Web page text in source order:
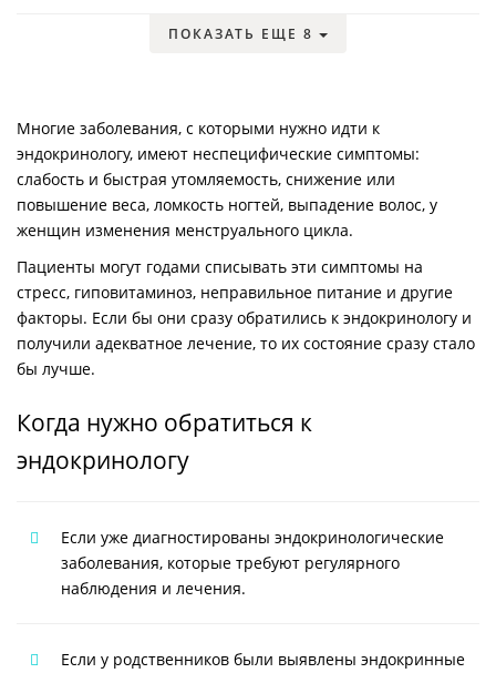
ПОКАЗАТЬ ЕЩЕ 8
Многие заболевания, с которыми нужно идти к
эндокринологу, имеют неспецифические симптомы:
слабость и быстрая утомляемость, снижение или
повышение веса, ломкость ногтей, выпадение волос, у
женщин изменения менструального цикла.
Пациенты могут годами списывать эти симптомы на
стресс, гиповитаминоз, неправильное питание и другие
факторы. Если бы они сразу обратились к эндокринологу и
получили адекватное лечение, то их состояние сразу стало
бы лучше.
Когда нужно обратиться к
эндокринологу
Если уже диагностированы эндокринологические
заболевания, которые требуют регулярного
наблюдения и лечения.
Если у родственников были выявлены эндокринные